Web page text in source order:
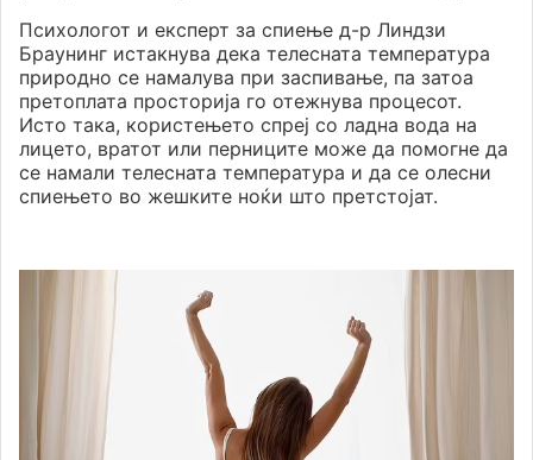
Психологот и експерт за спиење д-р Линдзи
Браунинг истакнува дека телесната температура
природно се намалува при заспивање, па затоа
претоплата просторија го отежнува процесот.
Исто така, користењето спреј со ладна вода на
лицето, вратот или перниците може да помогне да
се намали телесната температура и да се олесни
спиењето во жешките ноќи што претстојат.